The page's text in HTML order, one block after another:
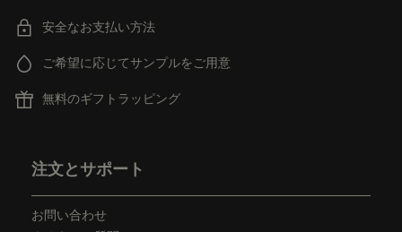
安全なお支払い方法
ご希望に応じてサンプルをご用意
無料のギフトラッピング
注文とサポート
お問い合わせ